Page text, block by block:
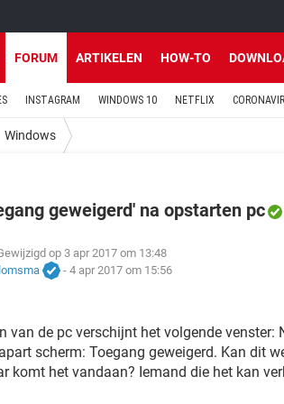
FORUM ARTIKELEN HOW-TO
INSTAGRAM WINDOWS 10 NETFLIX
Windows
geweigerd' na opstarten pc
op 3 apr 2017 om 13:48
- 4 apr 2017 om 15:56
van de pc verschijnt het volgende
scherm: Toegang geweigerd. Kan dit
komt het vandaan? Iemand die het kan